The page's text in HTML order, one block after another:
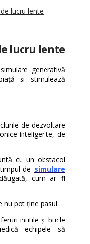
lucru lente
lucru lente
generativă
și stimulează
de dezvoltare
inteligente, de
cu un obstacol
de simulare
cum ar fi
nu pot ține pasul.
inutile și bucle
echipele să